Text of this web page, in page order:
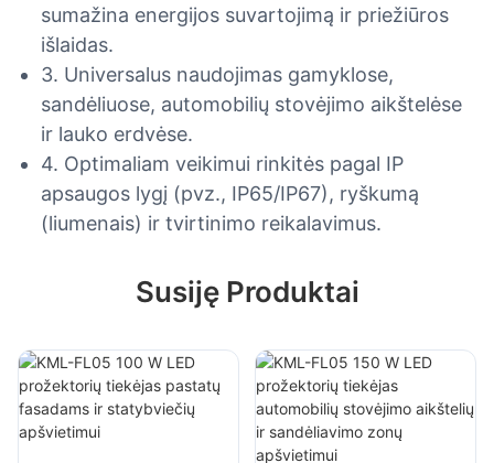
sumažina energijos suvartojimą ir priežiūros
išlaidas.
3. Universalus naudojimas gamyklose,
sandėliuose, automobilių stovėjimo aikštelėse
ir lauko erdvėse.
4. Optimaliam veikimui rinkitės pagal IP
apsaugos lygį (pvz., IP65/IP67), ryškumą
(liumenais) ir tvirtinimo reikalavimus.
Susiję Produktai